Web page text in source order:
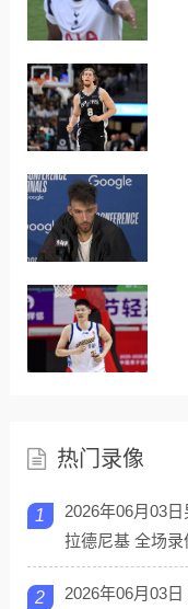
热门录像
1
2026年06月03
拉德尼基 全场录
2
2026年06月03